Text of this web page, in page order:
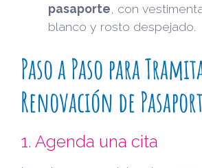
pasaporte , con
blanco y rosto despejado.
Paso a Paso para
Renovación de
1. Agenda una cita